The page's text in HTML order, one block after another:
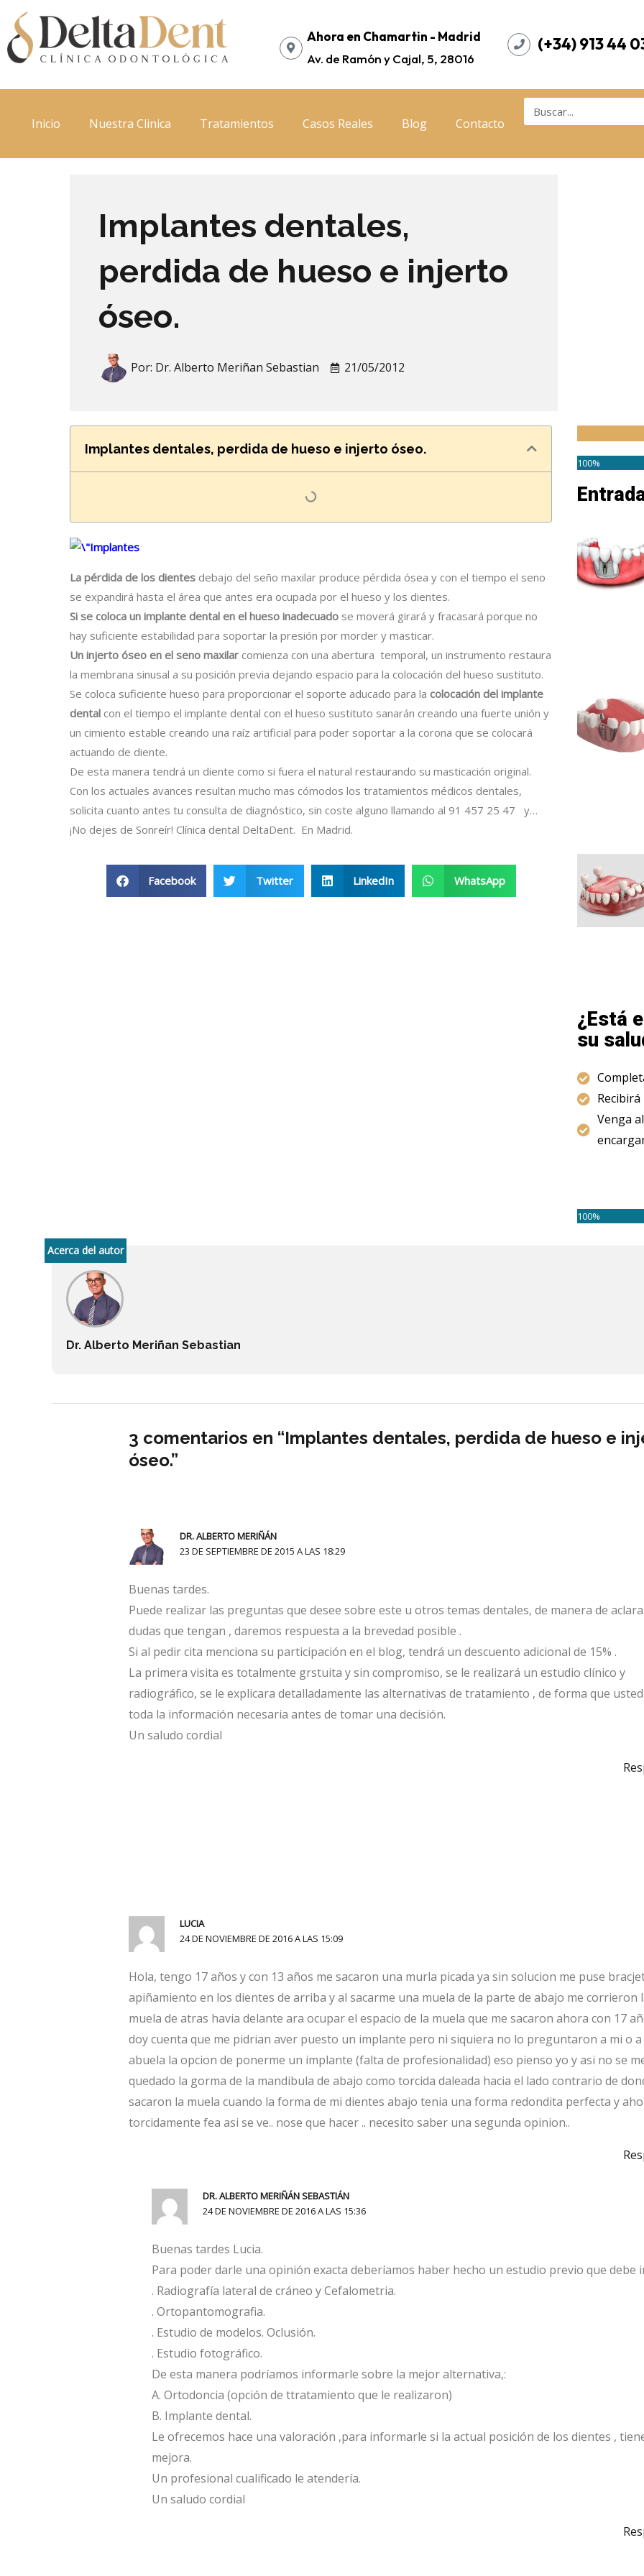
contenido
Ahora en Chamartin - Madrid
Av. de Ramón y Cajal, 5, 28016
(+34) 913 44
Inicio Nuestra Clinica Tratamientos Casos Reales Blog Contacto
Implantes dentales,
perdida de hueso e injerto
óseo.
Por: Dr. Alberto Meriñan Sebastian 21/05/2012
Implantes dentales, perdida de hueso e injerto óseo.
La pérdida de los dientes debajo del seño maxilar produce pérdida ósea y con el tiempo el seno
se expandirá hasta el área que antes era ocupada por el hueso y los dientes.
Si se coloca un implante dental en el hueso inadecuado se moverá girará y fracasará porque no
hay suficiente estabilidad para soportar la presión por morder y masticar.
Un injerto óseo en el seno maxilar comienza con una abertura temporal, un instrumento restaura
la membrana sinusal a su posición previa dejando espacio para la colocación del hueso sustituto.
Se coloca suficiente hueso para proporcionar el soporte aducado para la colocación del implante
dental con el tiempo el implante dental con el hueso sustituto sanarán creando una fuerte unión y
un cimiento estable creando una raíz artificial para poder soportar a la corona que se colocará
actuando de diente.
De esta manera tendrá un diente como si fuera el natural restaurando su masticación original.
Con los actuales avances resultan mucho mas cómodos los tratamientos médicos dentales,
solicita cuanto antes tu consulta de diagnóstico, sin coste alguno llamando al 91 457 25 47 y…
¡No dejes de Sonreír! Clínica dental DeltaDent. En Madrid.
Facebook Twitter LinkedIn WhatsApp
100%
¿Está
su
Venga
100%
Acerca del autor
Dr. Alberto Meriñan Sebastian
3 comentarios en “Implantes dentales, perdida de hueso e
óseo.”
DR. ALBERTO MERIÑÁN
23 DE SEPTIEMBRE DE 2015 A LAS 18:29
Buenas tardes.
Puede realizar las preguntas que desee sobre este u otros temas dentales, de manera de
dudas que tengan , daremos respuesta a la brevedad posible .
Si al pedir cita menciona su participación en el blog, tendrá un descuento adicional de 15% .
La primera visita es totalmente grstuita y sin compromiso, se le realizará un estudio clínico y
radiográfico, se le explicara detalladamente las alternativas de tratamiento , de forma que
toda la información necesaria antes de tomar una decisión.
Un saludo cordial
LUCIA
24 DE NOVIEMBRE DE 2016 A LAS 15:09
Hola, tengo 17 años y con 13 años me sacaron una murla picada ya sin solucion me puse
apiñamiento en los dientes de arriba y al sacarme una muela de la parte de abajo me corrieron
muela de atras havia delante ara ocupar el espacio de la muela que me sacaron ahora con 17
doy cuenta que me pidrian aver puesto un implante pero ni siquiera no lo preguntaron a mi o a
abuela la opcion de ponerme un implante (falta de profesionalidad) eso pienso yo y asi no se
quedado la gorma de la mandibula de abajo como torcida daleada hacia el lado contrario de
sacaron la muela cuando la forma de mi dientes abajo tenia una forma redondita perfecta y
torcidamente fea asi se ve.. nose que hacer .. necesito saber una segunda opinion..
DR. ALBERTO MERIÑÁN SEBASTIÁN
24 DE NOVIEMBRE DE 2016 A LAS 15:36
Buenas tardes Lucia.
Para poder darle una opinión exacta deberíamos haber hecho un estudio previo que debe
. Radiografía lateral de cráneo y Cefalometria.
. Ortopantomografia.
. Estudio de modelos. Oclusión.
. Estudio fotográfico.
De esta manera podríamos informarle sobre la mejor alternativa,:
A. Ortodoncia (opción de ttratamiento que le realizaron)
B. Implante dental.
Le ofrecemos hace una valoración ,para informarle si la actual posición de los dientes ,
mejora.
Un profesional cualificado le atendería.
Un saludo cordial